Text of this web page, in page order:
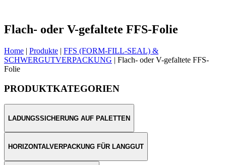
Flach- oder V-gefaltete FFS-Folie
Home | Produkte | FFS (FORM-FILL-SEAL) &
SCHWERGUTVERPACKUNG | Flach- oder V-gefaltete FFS-
Folie
PRODUKTKATEGORIEN
LADUNGSSICHERUNG AUF PALETTEN
HORIZONTALVERPACKUNG FÜR LANGGUT